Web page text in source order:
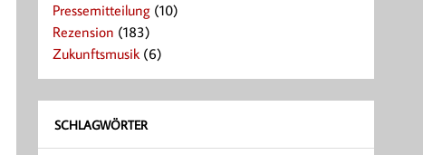
Pressemitteilung (10)
Rezension (183)
Zukunftsmusik(6)
SCHLAGWÖRTER